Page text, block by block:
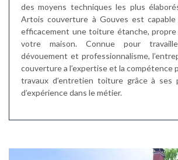
des moyens techniques les plus
Artois couverture à Gouves est
efficacement une toiture étanche,
votre maison. Connue pour
dévouement et professionnalisme,
couverture a l’expertise et la compétence
travaux d’entretien toiture grâce à ses
d’expérience dans le métier.